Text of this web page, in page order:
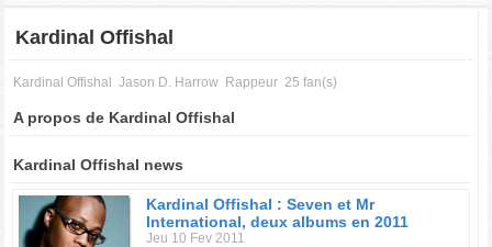
Kardinal Offishal
Kardinal Offishal Jason D. Harrow Rappeur 25 fan(s)
A propos de Kardinal Offishal
Kardinal Offishal news
Kardinal Offishal : Seven et Mr
International, deux albums en 2011
Jeu 10 Fev 2011